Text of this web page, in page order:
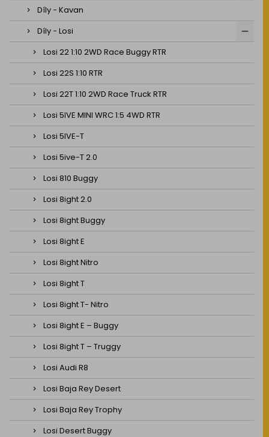
Díly - Kavan
Díly - Losi
Losi 22 1:10 2WD Race Buggy RTR
Losi 22S 1:10 RTR
Losi 22T 1:10 2WD Race Truck RTR
Losi 5IVE MINI WRC 1:5 4WD RTR
Losi 5IVE-T
Losi 5ive-T 2.0
Losi 810 Buggy
Losi 8ight 2.0
Losi 8ight Buggy
Losi 8ight E
Losi 8ight Nitro
Losi 8ight T
Losi 8ight T- Nitro
Losi 8ight E – Buggy
Losi 8ight T – Truggy
Losi Audi R8
Losi Baja Rey Desert
Losi Baja Rey Trophy
Losi Desert Buggy